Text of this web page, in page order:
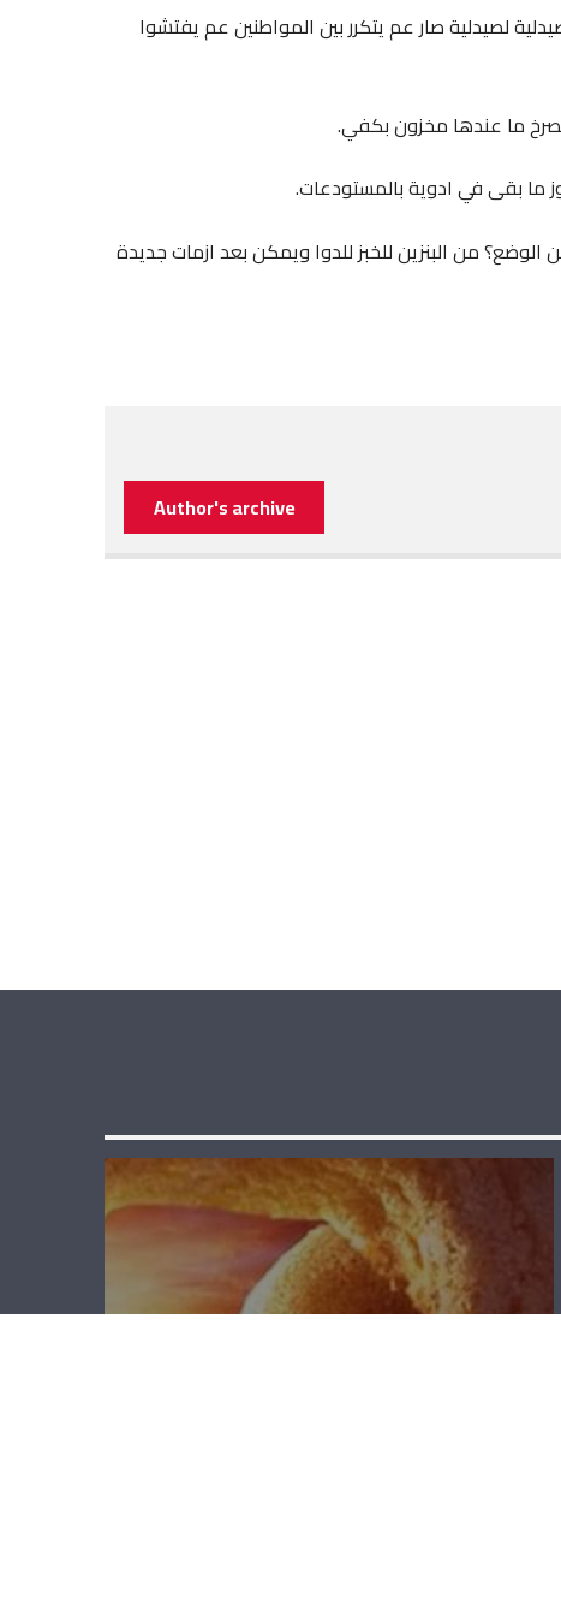
لصيدلية صار عم يتكرر بين المواطنين عم يفتشوا
ما عندها مخزون بكفي.
ما بقى في ادوية بالمستودعات.
من البنزين للخبز للدوا ويمكن بعد ازمات جديدة
Author's archive